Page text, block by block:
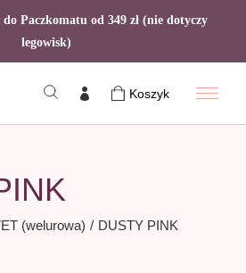
Paczkomatu od 349 zł (nie dotyczy
legowisk)
Koszyk
(welurowa) DUSTY PINK